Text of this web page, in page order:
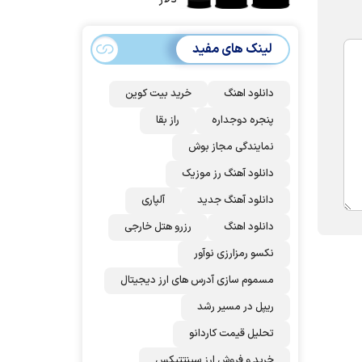
است، درست
است؟
لینک های مفید
دانلود اهنگ
خرید بیت کوین
پنجره دوجداره
راز بقا
نمایندگی مجاز بوش
دانلود آهنگ رز‌ موزیک
دانلود آهنگ جدید
آلپاری
دانلود اهنگ
رزرو هتل خارجی
نکسو رمزارزی نوآور
مسموم سازی آدرس های ارز دیجیتال
ریپل در مسیر رشد
تحلیل قیمت کاردانو